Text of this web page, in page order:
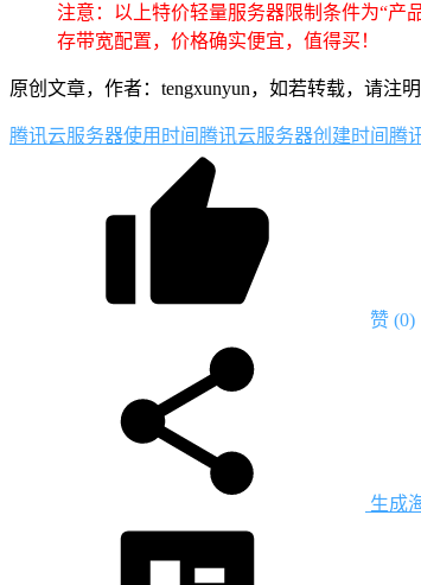
注意：以上特价轻量服务器限制条件为“产
存带宽配置，价格确实便宜，值得买！
原创文章，作者：tengxunyun，如若转载，请注
腾讯云服务器使用时间 腾讯云服务器创建时间 腾
赞 (0)
生成